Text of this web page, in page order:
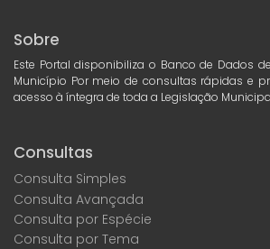
Sobre
Este Portal disponibiliza o Banco de Dados
Município Por meio de consultas rápidas e
acesso à íntegra de toda a Legislação
Consultas
Consulta Simples
Consulta Avançada
Consulta por Espécie
Consulta por Tema